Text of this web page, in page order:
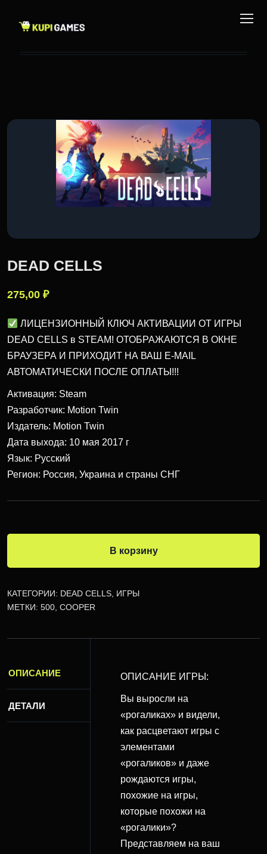
DEAD CELLS
275,00 ₽
ЛИЦЕНЗИОННЫЙ КЛЮЧ АКТИВАЦИИ ОТ ИГРЫ
DEAD CELLS в STEAM! ОТОБРАЖАЮТСЯ В ОКНЕ
БРАУЗЕРА И ПРИХОДИТ НА ВАШ E-MAIL
АВТОМАТИЧЕСКИ ПОСЛЕ ОПЛАТЫ!!!
Активация: Steam
Разработчик: Motion Twin
Издатель: Motion Twin
Дата выхода: 10 мая 2017 г
Язык: Русский
Регион: Россия, Украина и страны СНГ
В корзину
КАТЕГОРИИ: DEAD CELLS ИГРЫ
МЕТКИ: 500 COOPER
ОПИСАНИЕ
ДЕТАЛИ
ОПИСАНИЕ ИГРЫ:
Вы выросли на
«рогаликах» и видели,
как расцветают игры с
элементами
«рогаликов» и даже
рождаются игры,
похожие на игры,
которые похожи на
«рогалики»?
Представляем на ваш